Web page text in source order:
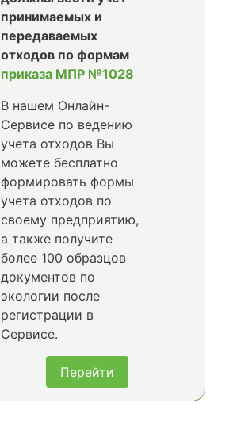
принимаемых и
передаваемых
отходов по формам
приказа МПР №1028
В нашем Онлайн-
Сервисе по ведению
учета отходов Вы
можете бесплатно
формировать формы
учета отходов по
своему предприятию,
а также получите
более 100 образцов
документов по
экологии после
регистрации в
Сервисе.
Перейти